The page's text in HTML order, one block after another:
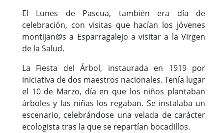
El Lunes de Pascua, también era día de
celebración, con visitas que hacían los jóvenes
montijan@s a Esparragalejo a visitar a la Virgen
de la Salud.
La Fiesta del Árbol, instaurada en 1919 por
iniciativa de dos maestros nacionales. Tenía lugar
el 10 de Marzo, día en que los niños plantaban
árboles y las niñas los regaban. Se instalaba un
escenario, celebrándose una velada de carácter
ecologista tras la que se repartían bocadillos.